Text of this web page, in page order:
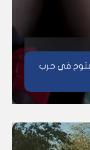
في حرب